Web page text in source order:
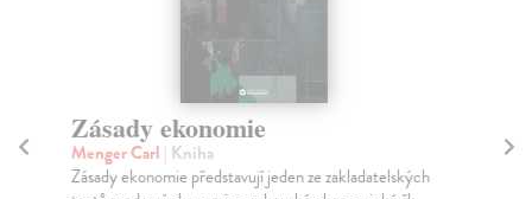
Zásady ekonomie
Menger Carl | Kniha
Zásady ekonomie představují jeden ze zakladatelských